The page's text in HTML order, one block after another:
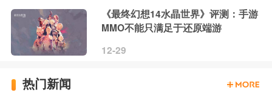
《最终幻想14水晶世界》评测：手游
MMO不能只满足于还原端游
12-29
热门新闻